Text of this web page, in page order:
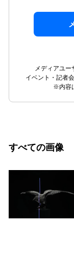
メディアユー
イベント・記者
※内容
すべての画像